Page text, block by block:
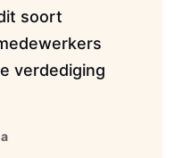
soort
verdediging